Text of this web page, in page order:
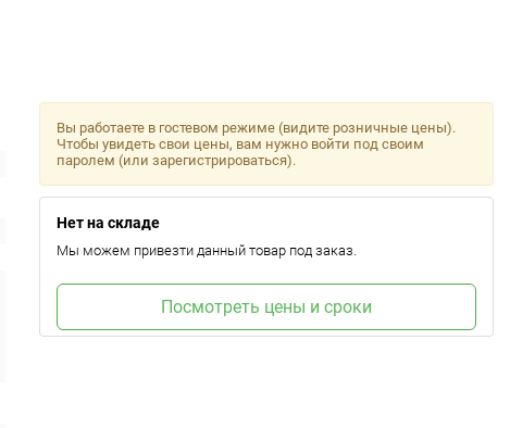
Вы работаете в гостевом режиме (видите розничные цены).
Чтобы увидеть свои цены, вам нужно войти под своим
паролем (или зарегистрироваться).
Нет на складе
Мы можем привезти данный товар под заказ.
Посмотреть цены и сроки